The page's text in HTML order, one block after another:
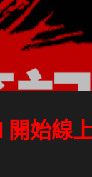
開始線